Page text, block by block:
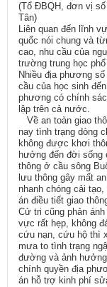
(Tổ ĐBQH, đơn vị
Tân)
Liên quan đến lĩnh
quốc nói chung và
cao, nhu cầu của
trường trung học
Nhiều địa phương
cầu của học sinh
phương có chính
lập trên cả nước.
Về an toàn giao
nay tình trạng dòng
không được khơi
hưởng đến đời sống
thông ở cầu sông
lưu thông gây mất
nhanh chóng cải
án điều tiết giao
Cử tri cũng phản
vực rất hẹp, không
cứu nạn, cứu hộ thì
mưa to tình trạng
đường và ảnh
chính quyền địa
án hỗ trợ kinh phí